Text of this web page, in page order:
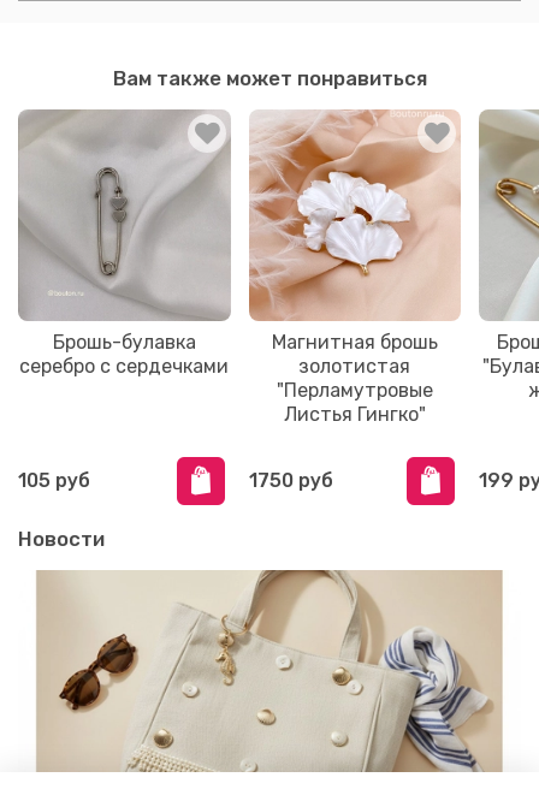
Вам также может понравиться
Брошь-булавка
серебро с сердечками
105 руб
Магнитная брошь
золотистая
"Перламутровые
Листья Гингко"
1750 руб 199
Новости